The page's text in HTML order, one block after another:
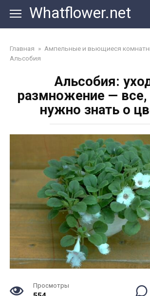
Перейти
контенту
Whatflower.net
Главная » Ампельные и вьющиеся
Альсобия
Альсобия:
размножение — все,
нужно знать о
Просмотры